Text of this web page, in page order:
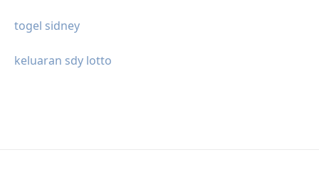
togel sidney
keluaran sdy lotto